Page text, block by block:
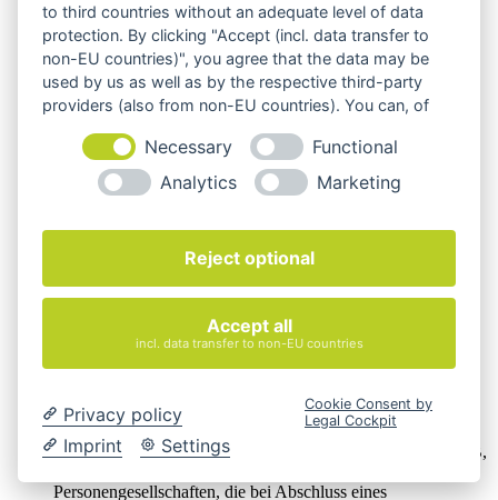
Wir verkaufen online ausschließlich an Unternehmer
Unsere Angebote richten sich nur an Unternehmer,
§14 BGB,
Personengesellschaften, die bei Abschluss eines
to third countries without an adequate level of data
protection. By clicking "Accept (incl. data transfer to
non-EU countries)", you agree that the data may be
used by us as well as by the respective third-party
providers (also from non-EU countries). You can, of
Necessary
Functional
Analytics
Marketing
Reject optional
Accept all
incl. data transfer to non-EU countries
Privacy policy
Imprint
Settings
Cookie Consent by
Legal Cockpit